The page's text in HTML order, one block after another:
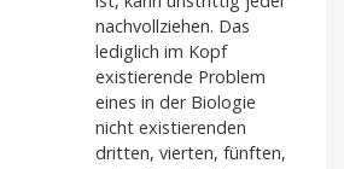
nachvollziehen. Das
lediglich im Kopf
existierende Problem
eines in der Biologie
nicht existierenden
dritten, vierten, fünften,